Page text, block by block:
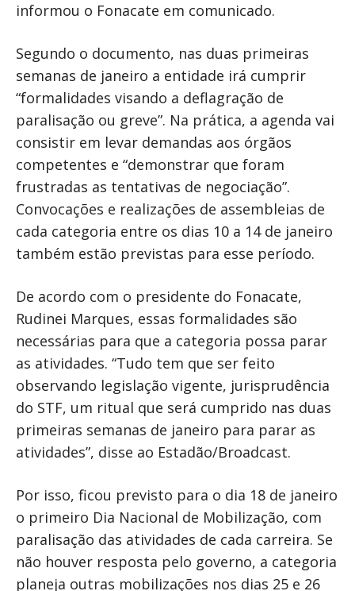
informou o Fonacate em comunicado.
Segundo o documento, nas duas primeiras
semanas de janeiro a entidade irá cumprir
“formalidades visando a deflagração de
paralisação ou greve”. Na prática, a agenda vai
consistir em levar demandas aos órgãos
competentes e “demonstrar que foram
frustradas as tentativas de negociação”.
Convocações e realizações de assembleias de
cada categoria entre os dias 10 a 14 de janeiro
também estão previstas para esse período.
De acordo com o presidente do Fonacate,
Rudinei Marques, essas formalidades são
necessárias para que a categoria possa parar
as atividades. “Tudo tem que ser feito
observando legislação vigente, jurisprudência
do STF, um ritual que será cumprido nas duas
primeiras semanas de janeiro para parar as
atividades”, disse ao Estadão/Broadcast.
Por isso, ficou previsto para o dia 18 de janeiro
o primeiro Dia Nacional de Mobilização, com
paralisação das atividades de cada carreira. Se
não houver resposta pelo governo, a categoria
planeja outras mobilizações nos dias 25 e 26